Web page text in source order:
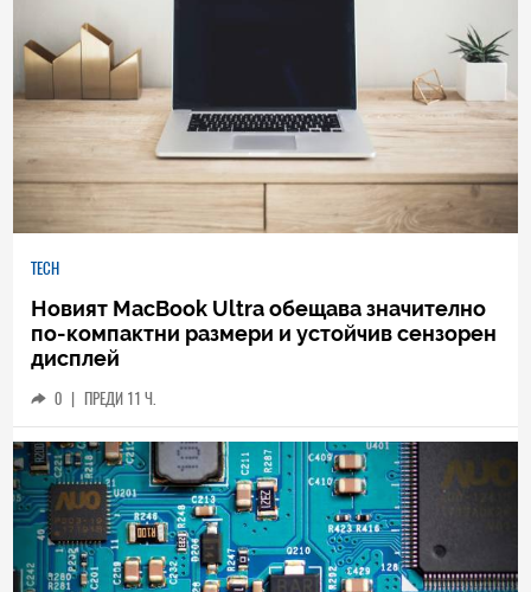
TECH
Новият MacBook Ultra обещава значително
по-компактни размери и устойчив сензорен
дисплей
0 | ПРЕДИ 11 Ч.